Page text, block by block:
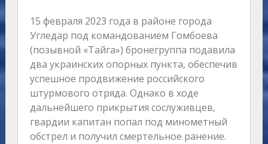
15 февраля 2023 года в районе города
Угледар под командованием Гомбоева
(позывной «Тайга») бронегруппа подавила
два украинских опорных пункта, обеспечив
успешное продвижение российского
штурмового отряда. Однако в ходе
дальнейшего прикрытия сослуживцев,
гвардии капитан попал под минометный
обстрел и получил смертельное ранение.